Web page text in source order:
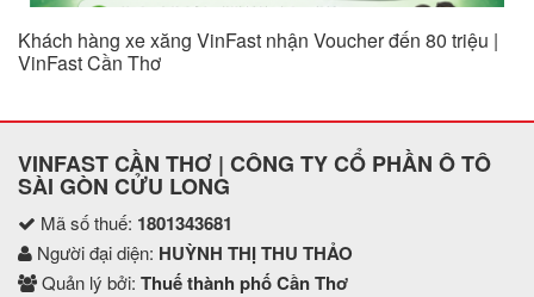
Khách hàng xe xăng VinFast nhận Voucher đến 80 triệu |
VinFast Cần Thơ
VINFAST CẦN THƠ | CÔNG TY CỔ PHẦN Ô TÔ
SÀI GÒN CỬU LONG
Mã số thuế: 1801343681
Người đại diện: HUỲNH THỊ THU THẢO
Quản lý bởi: Thuế thành phố Cần Thơ